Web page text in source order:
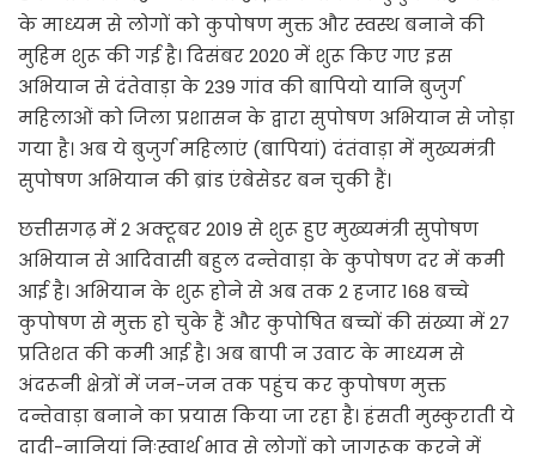
के माध्यम से लोगों को कुपोषण मुक्त और स्वस्थ बनाने की
मुहिम शुरू की गई है। दिसंबर 2020 में शुरू किए गए इस
अभियान से दंतेवाड़ा के 239 गांव की बापियो यानि बुजुर्ग
महिलाओं को जिला प्रशासन के द्वारा सुपोषण अभियान से जोड़ा
गया है। अब ये बुजुर्ग महिलाएं (बापियां) दंतंवाड़ा में मुख्यमंत्री
सुपोषण अभियान की ब्रांड एंबेसेडर बन चुकी हैं।
छत्तीसगढ़ में 2 अक्टूबर 2019 से शुरू हुए मुख्यमंत्री सुपोषण
अभियान से आदिवासी बहुल दन्तेवाड़ा के कुपोषण दर में कमी
आई है। अभियान के शुरू होने से अब तक 2 हजार 168 बच्चे
कुपोषण से मुक्त हो चुके हैं और कुपोषित बच्चों की संख्या में 27
प्रतिशत की कमी आई है। अब बापी न उवाट के माध्यम से
अंदरूनी क्षेत्रों में जन-जन तक पहुंच कर कुपोषण मुक्त
दन्तेवाड़ा बनाने का प्रयास किया जा रहा है। हंसती मुस्कुराती ये
दादी-नानियां निःस्वार्थ भाव से लोगों को जागरूक करने में